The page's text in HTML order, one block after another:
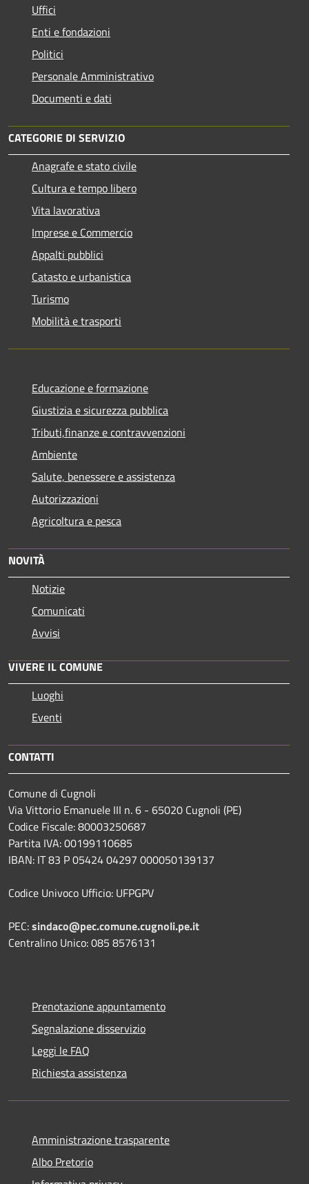
Uffici
Enti e fondazioni
Politici
Personale Amministrativo
Documenti e dati
CATEGORIE DI SERVIZIO
Anagrafe e stato civile
Cultura e tempo libero
Vita lavorativa
Imprese e Commercio
Appalti pubblici
Catasto e urbanistica
Turismo
Mobilità e trasporti
Educazione e formazione
Giustizia e sicurezza pubblica
Tributi,finanze e contravvenzioni
Ambiente
Salute, benessere e assistenza
Autorizzazioni
Agricoltura e pesca
NOVITÀ
Notizie
Comunicati
Avvisi
VIVERE IL COMUNE
Luoghi
Eventi
CONTATTI
Comune di Cugnoli
Via Vittorio Emanuele III n. 6 - 65020 Cugnoli (PE)
Codice Fiscale: 80003250687
Partita IVA: 00199110685
IBAN: IT 83 P 05424 04297 000050139137
Codice Univoco Ufficio: UFPGPV
PEC:sindaco@pec.comune.cugnoli.pe.it
Centralino Unico: 085 8576131
Prenotazione appuntamento
Segnalazione disservizio
Leggi le FAQ
Richiesta assistenza
Amministrazione trasparente
Albo Pretorio